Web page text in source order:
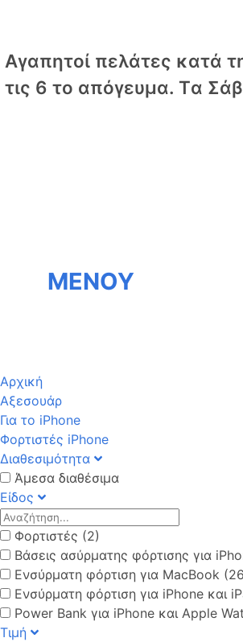
Αγαπητοί πελάτες κατά
τις 6 το απόγευμα. Tα
ΜΕΝΟΥ
Αρχική
Αξεσουάρ
Για το iPhone
Φορτιστές iPhone
Διαθεσιμότητα
Άμεσα διαθέσιμα
Είδος
Φορτιστές (2)
Βάσεις ασύρματης φόρτισης για
Ενσύρματη φόρτιση για MacBook
Ενσύρματη φόρτιση για iPhone και
Power Bank για iPhone και Apple
Τιμή